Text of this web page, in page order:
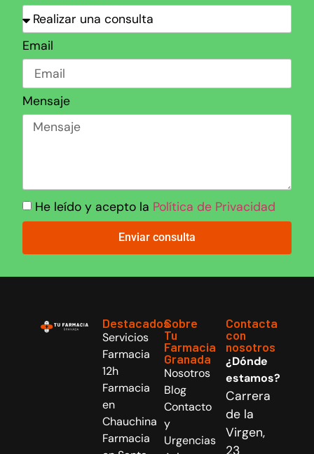
Email
Mensaje
He leído y acepto la Política de Privacidad
Enviar consulta
Destacados
Servicios
Farmacia
12h
Farmacia
en
Chauchina
Farmacia
Sobre
Tu
Farmacia
Granada
Nosotros
Blog
Contacto
y
Urgencias
Contacta
con
nosotros
¿Dónde
estamos?
Carrera
de la
Virgen,
23